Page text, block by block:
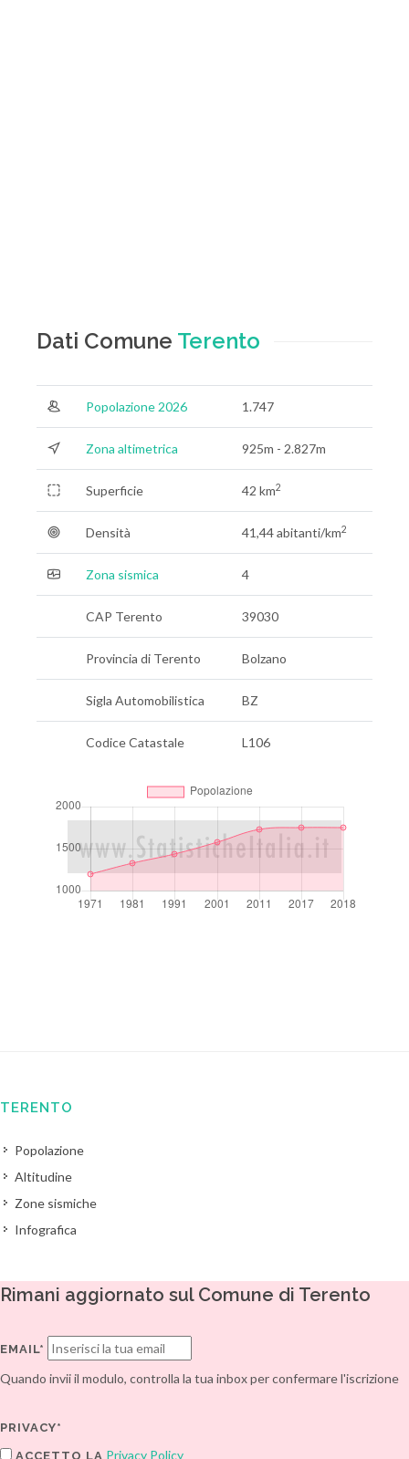
Dati Comune Terento
Popolazione 2026 1.747
Zona altimetrica 925m - 2.827m
Superficie 42 km2
Densità 41,44 abitanti/km2
Zona sismica 4
CAP Terento 39030
Provincia di Terento Bolzano
Sigla Automobilistica BZ
Codice Catastale L106
TERENTO
Popolazione
Altitudine
Zone sismiche
Infografica
Rimani aggiornato sul Comune di Terento
EMAIL*
Quando invii il modulo, controlla la tua inbox per confermare l'iscrizione
PRIVACY*
ACCETTO LA Privacy Policy